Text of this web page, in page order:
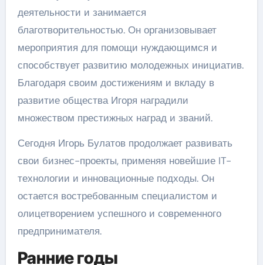
деятельности и занимается
благотворительностью. Он организовывает
мероприятия для помощи нуждающимся и
способствует развитию молодежных инициатив.
Благодаря своим достижениям и вкладу в
развитие общества Игоря наградили
множеством престижных наград и званий.
Сегодня Игорь Булатов продолжает развивать
свои бизнес-проекты, применяя новейшие IT-
технологии и инновационные подходы. Он
остается востребованным специалистом и
олицетворением успешного и современного
предпринимателя.
Ранние годы